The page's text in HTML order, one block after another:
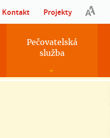
Kontakt Projekty
Pečovatelská
služba